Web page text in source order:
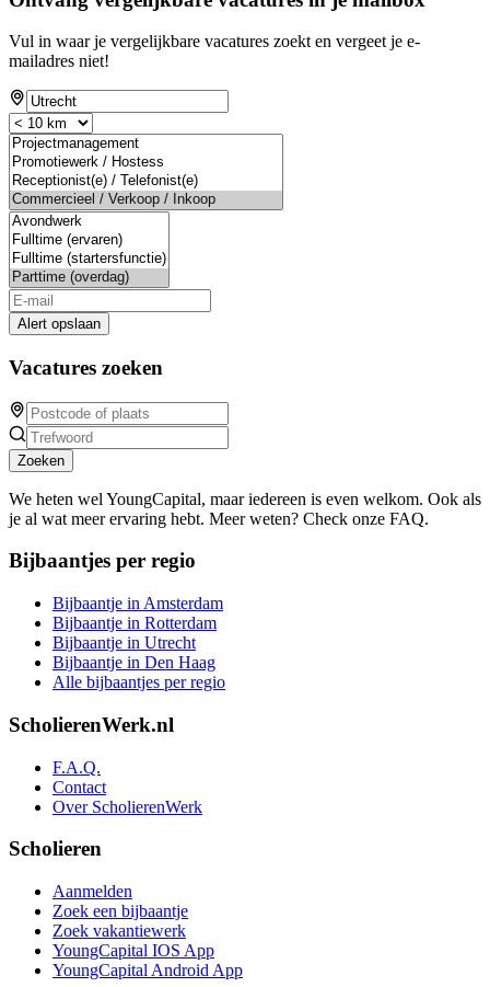
Vul in waar je vergelijkbare vacatures zoekt en vergeet je e-
mailadres niet!
Alert opslaan
Vacatures zoeken
Zoeken
We heten wel YoungCapital, maar iedereen is even welkom. Ook als
je al wat meer ervaring hebt. Meer weten? Check onze FAQ.
Bijbaantjes per regio
Bijbaantje in Amsterdam
Bijbaantje in Rotterdam
Bijbaantje in Utrecht
Bijbaantje in Den Haag
Alle bijbaantjes per regio
ScholierenWerk.nl
F.A.Q.
Contact
Over ScholierenWerk
Scholieren
Aanmelden
Zoek een bijbaantje
Zoek vakantiewerk
YoungCapital IOS App
YoungCapital Android App